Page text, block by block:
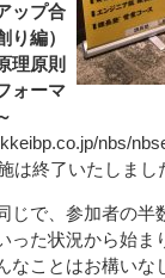
ップ合
り編）
理原則
ォーマ
nbs/
は終了いたしまし
じで、参加者の半
った状況から始ま
なことはお構いな